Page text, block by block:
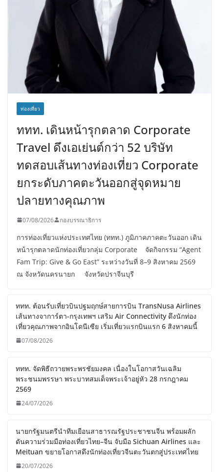
ท่องเที่ยว
ททท. เดินหน้ารุกตลาด Corporate
Travel ดึงเอเย่นต์กว่า 52 บริษัท
ทดสอบเส้นทางท่องเที่ยว Corporate
ยกระดับภาคตะวันออกสู่จุดหมาย
ปลายทางคุณภาพ
07/08/2026 กองบรรณาธิการ
การท่องเที่ยวแห่งประเทศไทย (ททท.) ภูมิภาคภาคตะวันออก เดิน
หน้ารุกตลาดนักท่องเที่ยวกลุ่ม Corporate จัดกิจกรรม “Agent
Fam Trip: Give & Go East” ระหว่างวันที่ 8–9 สิงหาคม 2569
ณ จังหวัดนครนายก จังหวัดปราจีนบุรี
ททท. ต้อนรับเที่ยวบินปฐมฤกษ์สายการบิน TransNusa Airlines
เส้นทางจาการ์ตา-กรุงเทพฯ เสริม Air Connectivity ดึงนักท่อง
เที่ยวคุณภาพจากอินโดนีเซีย เริ่มเที่ยวแรกบินแรก 6 สิงหาคมนี้
07/08/2026
ททท. จัดพิธีถวายพระพรชัยมงคล เนื่องในโอกาสวันเฉลิม
พระชนมพรรษา พระบาทสมเด็จพระเจ้าอยู่หัว 28 กรกฎาคม
2569
24/07/2026
นายกรัฐมนตรีนำทีมเยือนสาธารณรัฐประชาชนจีน พร้อมผลัก
ดันความร่วมมือท่องเที่ยวไทย–จีน จับมือ Sichuan Airlines และ
Meituan ขยายโอกาสดึงนักท่องเที่ยวจีนตะวันตกสู่ประเทศไทย
20/07/2026